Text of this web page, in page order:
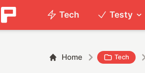
Tech Testy
Home Tech